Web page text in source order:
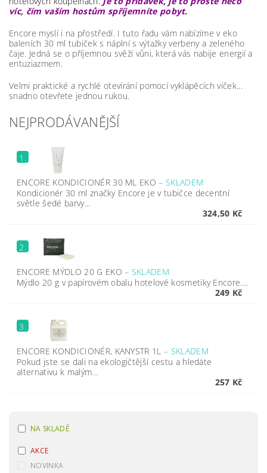
víc, čím vaším hostům spříjemníte pobyt.
Encore myslí i na přostředí. I tuto řadu vám nabízíme v eko
baleních 30 ml tubiček s náplní s výtažky verbeny a zeleného
čaje. Jedná se o příjemnou svěží vůni, která vás nabije energií a
entuziazmem.
Velmi praktické a rychlé otevírání pomocí vyklápěcích víček...
snadno otevřete jednou rukou.
NEJPRODÁVANĚJŠÍ
1.
ENCORE KONDICIONÉR 30 ML EKO–SKLADEM
Kondicionér 30 ml značky Encore je v tubičce decentní
světle šedé barvy...
324,50 Kč
2.
ENCORE MÝDLO 20 G EKO– SKLADEM
Mýdlo 20 g v papírovém obalu hotelové kosmetiky Encore....
249 Kč
3.
ENCORE KONDICIONÉR, KANYSTR 1L– SKLADEM
Pokud jste se dali na ekologičtější cestu a hledáte
alternativu k malým...
257 Kč
NA SKLADĚ
AKCE
NOVINKA